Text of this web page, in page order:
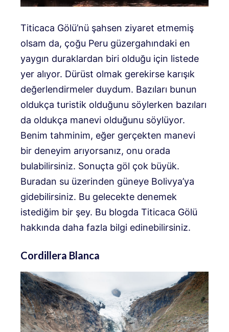
Titicaca Gölü’nü şahsen ziyaret etmemiş
olsam da, çoğu Peru güzergahındaki en
yaygın duraklardan biri olduğu için listede
yer alıyor. Dürüst olmak gerekirse karışık
değerlendirmeler duydum. Bazıları bunun
oldukça turistik olduğunu söylerken bazıları
da oldukça manevi olduğunu söylüyor.
Benim tahminim, eğer gerçekten manevi
bir deneyim arıyorsanız, onu orada
bulabilirsiniz. Sonuçta göl çok büyük.
Buradan su üzerinden güneye Bolivya’ya
gidebilirsiniz. Bu gelecekte denemek
istediğim bir şey. Bu blogda Titicaca Gölü
hakkında daha fazla bilgi edinebilirsiniz.
Cordillera Blanca